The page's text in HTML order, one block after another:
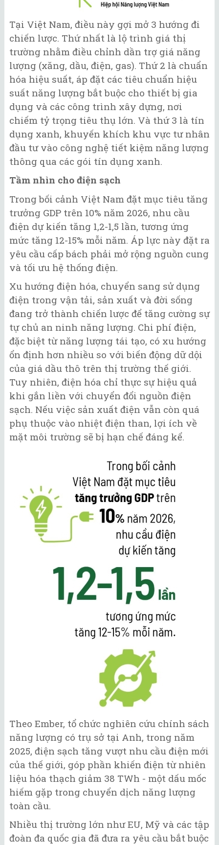
Tại Việt Nam, điều này gợi mở 3 hướng đi
chiến lược. Thứ nhất là lộ trình giá thị
trường nhằm điều chỉnh dần trợ giá năng
lượng (xăng, dầu, điện, gas). Thứ 2 là chuẩn
hóa hiệu suất, áp đặt các tiêu chuẩn hiệu
suất năng lượng bắt buộc cho thiết bị gia
dụng và các công trình xây dựng, nơi
chiếm tỷ trọng tiêu thụ lớn. Và thứ 3 là tín
dụng xanh, khuyến khích khu vực tư nhân
đầu tư vào công nghệ tiết kiệm năng lượng
thông qua các gói tín dụng xanh.
Tầm nhìn cho điện sạch
Trong bối cảnh Việt Nam đặt mục tiêu tăng
trưởng GDP trên 10% năm 2026, nhu cầu
điện dự kiến tăng 1,2-1,5 lần, tương ứng
mức tăng 12-15% mỗi năm. Áp lực này đặt ra
yêu cầu cấp bách phải mở rộng nguồn cung
và tối ưu hệ thống điện.
Xu hướng điện hóa, chuyển sang sử dụng
điện trong vận tải, sản xuất và đời sống
đang trở thành chiến lược để tăng cường sự
tự chủ an ninh năng lượng. Chi phí điện,
đặc biệt từ năng lượng tái tạo, có xu hướng
ổn định hơn nhiều so với biến động dữ dội
của giá dầu thô trên thị trường thế giới.
Tuy nhiên, điện hóa chỉ thực sự hiệu quả
khi gắn liền với chuyển đổi nguồn điện
sạch. Nếu việc sản xuất điện vẫn còn quá
phụ thuộc vào nhiệt điện than, lợi ích về
mặt môi trường sẽ bị hạn chế đáng kể.
Theo Ember, tổ chức nghiên cứu chính sách
năng lượng có trụ sở tại Anh, trong năm
2025, điện sạch tăng vượt nhu cầu điện mới
của thế giới, góp phần khiến điện từ nhiên
liệu hóa thạch giảm 38 TWh - một dấu mốc
hiếm gặp trong chuyển dịch năng lượng
toàn cầu.
Nhiều thị trường lớn như EU, Mỹ và các tập
đoàn đa quốc gia đã đưa ra yêu cầu bắt buộc